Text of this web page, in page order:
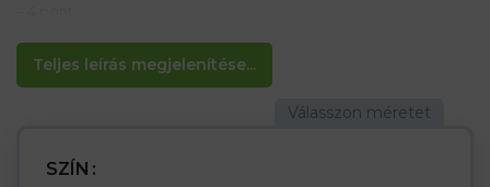
Teljes leírás megjelenítése...
SZÍN